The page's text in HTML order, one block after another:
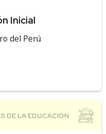
Inicial
del Perú